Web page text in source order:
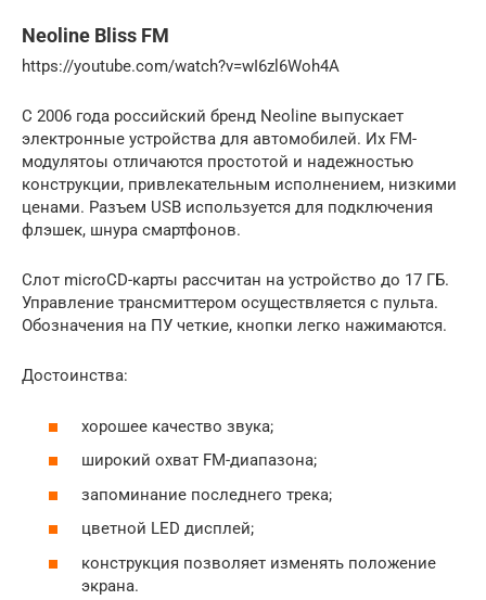
Neoline Bliss FM
https://youtube.com/watch?v=wI6zl6Woh4A
С 2006 года российский бренд Neoline выпускает
электронные устройства для автомобилей. Их FM-
модулятоы отличаются простотой и надежностью
конструкции, привлекательным исполнением, низкими
ценами. Разъем USB используется для подключения
флэшек, шнура смартфонов.
Слот microCD-карты рассчитан на устройство до 17 ГБ.
Управление трансмиттером осуществляется с пульта.
Обозначения на ПУ четкие, кнопки легко нажимаются.
Достоинства:
хорошее качество звука;
широкий охват FM-диапазона;
запоминание последнего трека;
цветной LED дисплей;
конструкция позволяет изменять положение
экрана.